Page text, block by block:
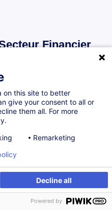
Financier
réglementation sur les
on this site to better
give your consent to all or
them all. For more
Remarketing
Decline all
Powered by